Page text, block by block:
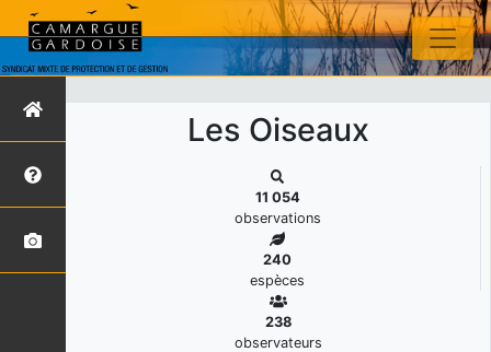
Les Oiseaux
11 054
observations
240
espèces
238
observateurs